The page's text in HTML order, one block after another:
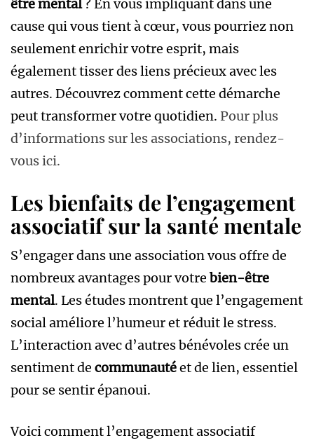
être mental? En vous impliquant dans une
cause qui vous tient à cœur, vous pourriez non
seulement enrichir votre esprit, mais
également tisser des liens précieux avec les
autres. Découvrez comment cette démarche
peut transformer votre quotidien. Pour plus
d’informations sur les associations, rendez-
vous ici.
Les bienfaits de l’engagement
associatif sur la santé mentale
S’engager dans une association vous offre de
nombreux avantages pour votre bien-être
mental. Les études montrent que l’engagement
social améliore l’humeur et réduit le stress.
L’interaction avec d’autres bénévoles crée un
sentiment de communautéet de lien, essentiel
pour se sentir épanoui.
Voici comment l’engagement associatif